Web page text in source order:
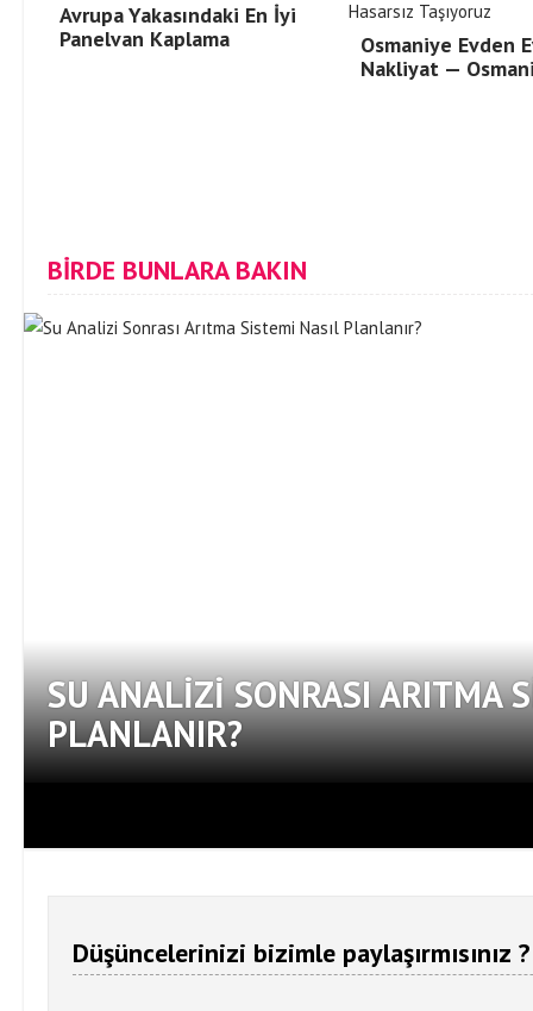
Avrupa Yakasındaki En İyi
Panelvan Kaplama
Osmaniye Evden
Nakliyat —
BİRDE BUNLARA BAKIN
SU ANALIZI SONRASI ARITMA
PLANLANIR?
Düşüncelerinizi bizimle paylaşırmısınız ?